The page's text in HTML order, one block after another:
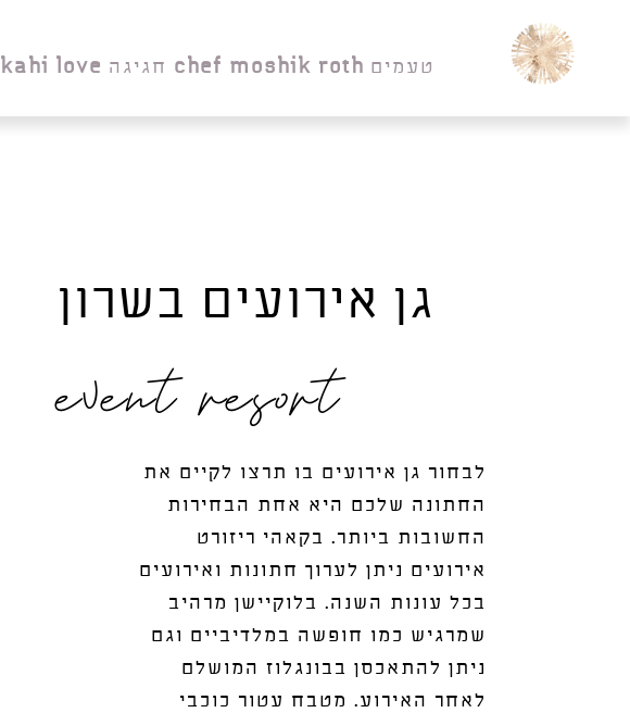
גן אירועים בשרון
event resort
לבחור גן אירועים בו תרצו לקיים את
החתונה שלכם היא אחת הבחירות
החשובות ביותר. בקאהי ריזורט
אירועים ניתן לערוך חתונות ואירועים
בכל עונות השנה. בלוקיישן מרהיב
שמרגיש כמו חופשה במלדיביים וגם
ניתן להתאכסן בבונגלוז המושלם
לאחר האירוע. מטבח עטור כוכבי
חגיגה kahi love טעמים chef moshik roth